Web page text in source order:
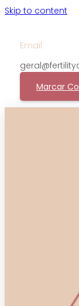
Skip to content
Email:
Marcar